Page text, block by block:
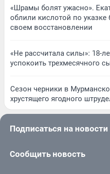
«Шрамы болят ужасно».
облили кислотой по указке
своем восстановлении
«Не рассчитала силы»: 18-
успокоить трехмесячного
Сезон черники в
хрустящего ягодного
Подписаться на новости
Сообщить новость